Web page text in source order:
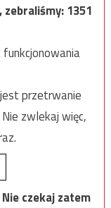
zebraliśmy:1351
przetrwanie
zwlekaj więc,
czekaj zatem